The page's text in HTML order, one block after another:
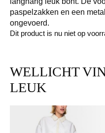
paspelzakken en een
ongevoerd.
Dit product is nu niet op
WELLICHT
LEUK